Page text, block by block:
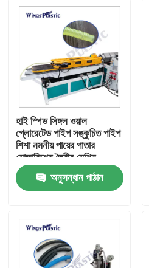
বাড়ি
পণ্য
আমাদের সম্পর্কে
হাই স্পিড সিঙ্গল ওয়াল
গ্লোরেটেড পাইপ সঙ্কুচিত পাইপ
শিশা নমনীয় পায়ের পাতার
মোজাবিশেষ তৈরীর মেশিন
অনুসন্ধান পাঠান